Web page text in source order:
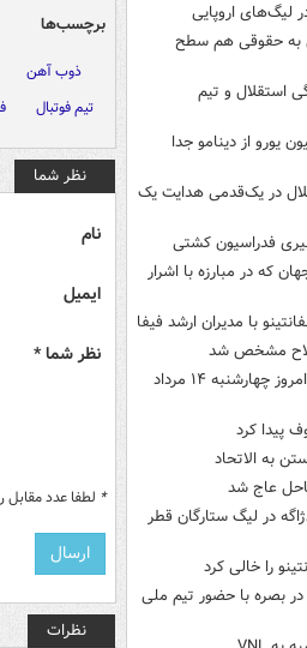
لیگ‌های اروپایی
به حقوقی هم سطح
استقلال و تیم
با ۲ میلیون یورو از دینامو جدا
در یک‌قدمی هدایت یک
فدراسیون کشتی
که در مبارزه با اشرار
با مدیران ارشد فیفا
مشخص شد
روزنامه‌های ورزشی امروز چهارشنبه ۱۴ مرداد
پیدا کرد
به الاتحاد
عاج شد
در لیگ ستارگان قطر
را خالی کرد
در بصره با حضور تیم ملی
برچسب‌ها
ذوب آهن
تیم فوتبال
نظر شما
نام
ایمیل
نظر شما *
* لطفا عدد مقابل
نظرات